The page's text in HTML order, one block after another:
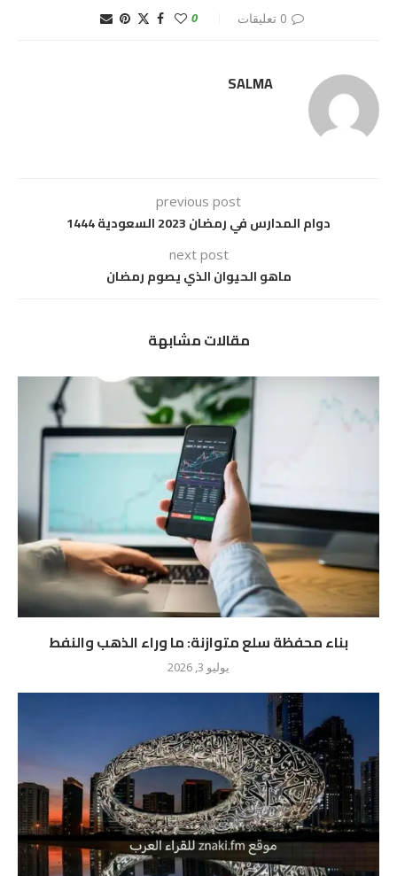
0 تعليقات 0
SALMA
previous post
دوام المدارس في رمضان 2023 السعودية 1444
next post
ماهو الحيوان الذي يصوم رمضان
مقالات مشابهة
بناء محفظة سلع متوازنة: ما وراء الذهب والنفط
يوليو 3, 2026